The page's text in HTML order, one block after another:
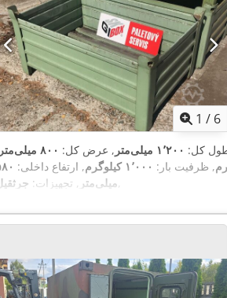
1 / 6
کل: ۱٬۲۰۰ میلی‌متر , عرض کل: ۸۰۰ میلی‌متر
, ظرفیت بار: ۱٬۰۰۰ کیلوگرم , ارتفاع داخلی:
میلی‌متر , تجهیزات: ,